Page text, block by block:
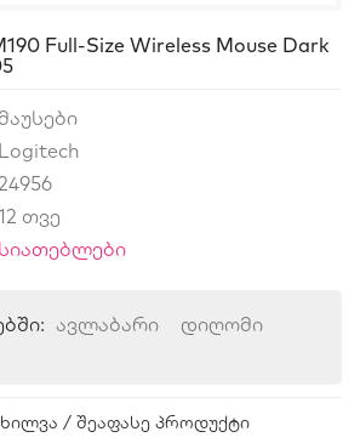
Full-Size Wireless Mouse Dark
მაუსები
Logitech
24956
თვე
ავლაბარი
დიღომი
/ შეაფასე პროდუქტი